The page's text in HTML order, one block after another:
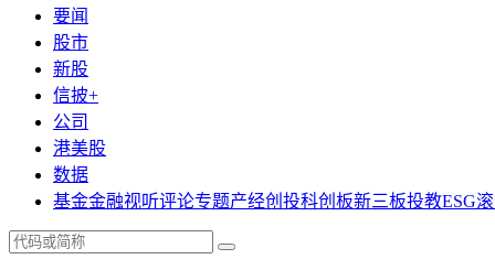
要闻
股市
新股
信披+
公司
港美股
数据
基金金融视听评论专题产经创投科创板新三板投教ESG